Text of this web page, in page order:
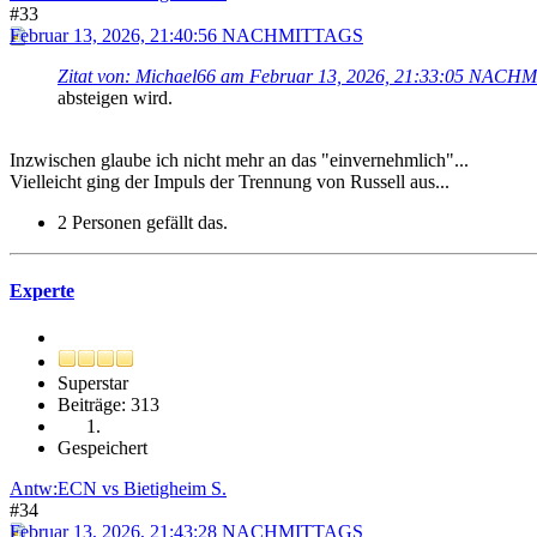
#33
Februar 13, 2026, 21:40:56 NACHMITTAGS
Zitat von: Michael66 am Februar 13, 2026, 21:33:05
absteigen wird.
Inzwischen glaube ich nicht mehr an das "einvernehmlich"...
Vielleicht ging der Impuls der Trennung von Russell aus...
2 Personen gefällt das.
Experte
Superstar
Beiträge: 313
Gespeichert
Antw:ECN vs Bietigheim S.
#34
Februar 13, 2026, 21:43:28 NACHMITTAGS